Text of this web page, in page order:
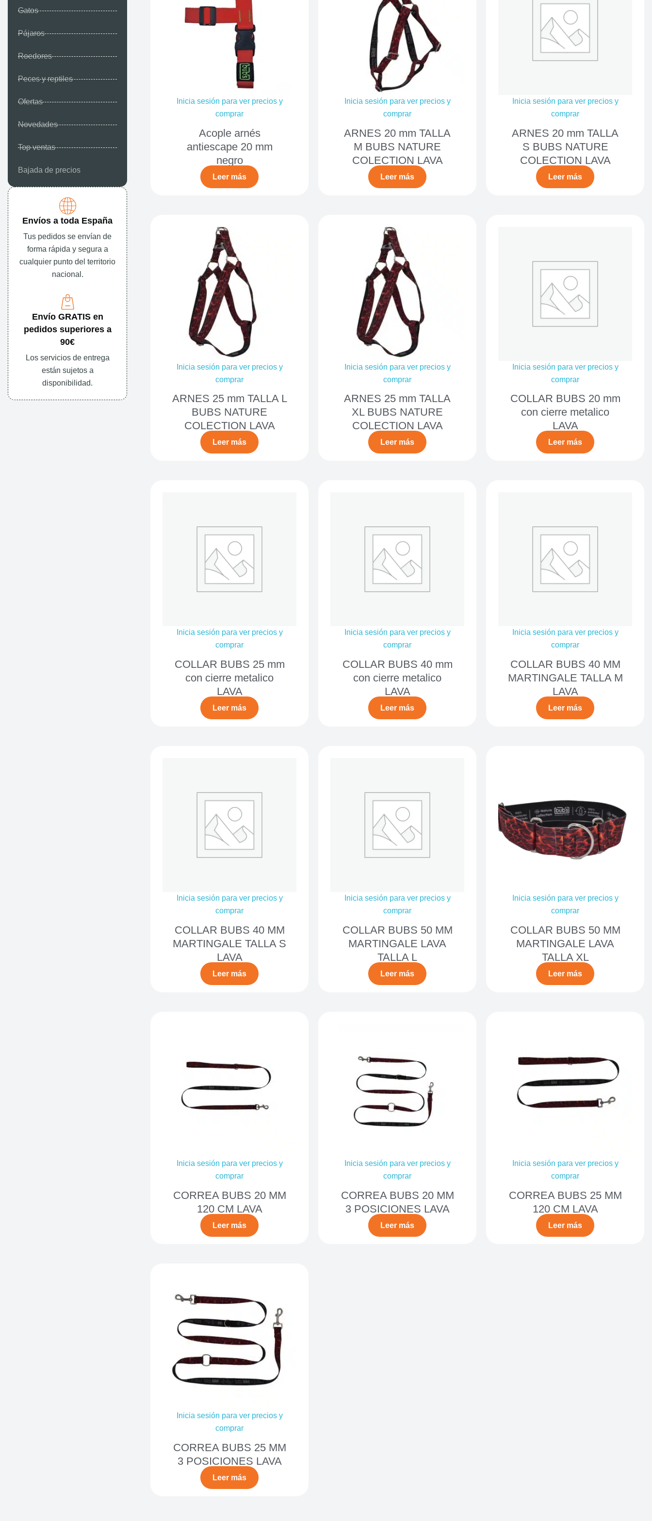
Gatos
Pájaros
Roedores
Peces y reptiles
Ofertas
Novedades
Top ventas
Bajada de precios
Envíos a toda España
Tus pedidos se envían de
forma rápida y segura a
cualquier punto del territorio
nacional.
Envío GRATIS en
pedidos superiores a
90€
Los servicios de entrega
están sujetos a
disponibilidad.
Inicia sesión para ver precios y
comprar
Acople arnés
antiescape 20 mm
negro
Leer más
Inicia sesión para ver precios y
comprar
ARNES 20 mm TALLA
M BUBS NATURE
COLECTION LAVA
Leer más
Inicia sesión para ver precios y
comprar
ARNES 20 mm TALLA
S BUBS NATURE
COLECTION LAVA
Leer más
Inicia sesión para ver precios y
comprar
ARNES 25 mm TALLA L
BUBS NATURE
COLECTION LAVA
Leer más
Inicia sesión para ver precios y
comprar
ARNES 25 mm TALLA
XL BUBS NATURE
COLECTION LAVA
Leer más
Inicia sesión para ver precios y
comprar
COLLAR BUBS 20 mm
con cierre metalico
LAVA
Leer más
Inicia sesión para ver precios y
comprar
COLLAR BUBS 25 mm
con cierre metalico
LAVA
Leer más
Inicia sesión para ver precios y
comprar
COLLAR BUBS 40 mm
con cierre metalico
LAVA
Leer más
Inicia sesión para ver precios y
comprar
COLLAR BUBS 40 MM
MARTINGALE TALLA M
LAVA
Leer más
Inicia sesión para ver precios y
comprar
COLLAR BUBS 40 MM
MARTINGALE TALLA S
LAVA
Leer más
Inicia sesión para ver precios y
comprar
COLLAR BUBS 50 MM
MARTINGALE LAVA
TALLA L
Leer más
Inicia sesión para ver precios y
comprar
COLLAR BUBS 50 MM
MARTINGALE LAVA
TALLA XL
Leer más
Inicia sesión para ver precios y
comprar
CORREA BUBS 20 MM
120 CM LAVA
Leer más
Inicia sesión para ver precios y
comprar
CORREA BUBS 20 MM
3 POSICIONES LAVA
Leer más
Inicia sesión para ver precios y
comprar
CORREA BUBS 25 MM
120 CM LAVA
Leer más
Inicia sesión para ver precios y
comprar
CORREA BUBS 25 MM
3 POSICIONES LAVA
Leer más